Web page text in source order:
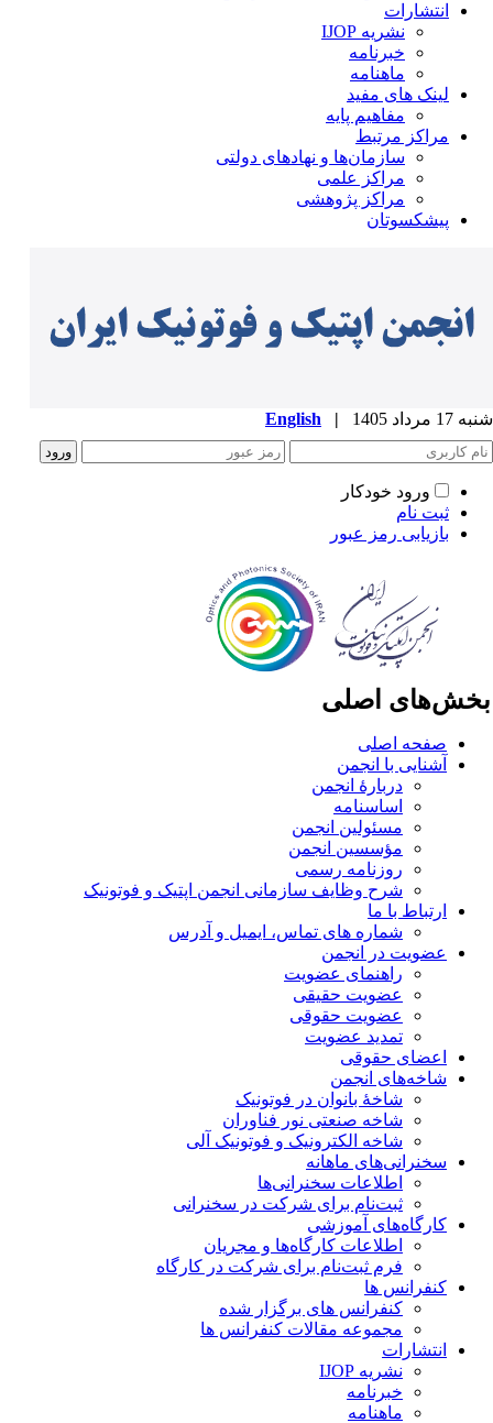
انتشارات
نشریه IJOP
خبرنامه
ماهنامه
لینک های مفید
مفاهیم پایه
مراکز مرتبط
سازمان‌ها و نهادهای دولتی
مراکز علمی
مراکز پژوهشی
پیشکسوتان
مرداد 1405 |
English
ورود خودکار
ثبت نام
بازیابی رمز عبور
اصلی
صفحه اصلی
آشنایی با انجمن
دربارۀ انجمن
اساسنامه
مسئولین انجمن
مؤسسین انجمن
روزنامه رسمی
شرح وظایف سازمانی انجمن اپتیک و فوتونیک
ارتباط با ما
شماره های تماس، ایمیل و آدرس
عضویت در انجمن
راهنمای عضویت
عضویت حقیقی
عضویت حقوقی
تمدید عضویت
اعضای حقوقی
شاخه‌های انجمن
شاخۀ بانوان در فوتونیک
شاخه صنعتی نور فناوران
شاخه‌ الکترونیک و فوتونیک آلی
سخنرانی‌های ماهانه
اطلاعات سخنرانی‌‌ها
ثبت‌نام برای شرکت در سخنرانی
کارگاه‌های آموزشی
اطلاعات کارگاه‌ها و مجریان
فرم ثبت‌نام برای شرکت در کارگاه
کنفرانس ها
کنفرانس های برگزار شده
مجموعه مقالات کنفرانس ها
انتشارات
نشریه IJOP
خبرنامه
ماهنامه